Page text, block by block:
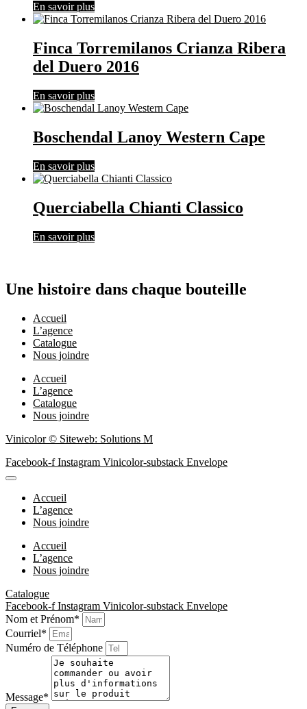
En savoir plus
Finca Torremilanos Crianza Ribera
del Duero 2016
En savoir plus
Boschendal Lanoy Western Cape
En savoir plus
Querciabella Chianti Classico
En savoir plus
Une histoire dans chaque bouteille
Accueil
L’agence
Catalogue
Nous joindre
Accueil
L’agence
Catalogue
Nous joindre
Vinicolor © Siteweb: Solutions M
Facebook-f Instagram Vinicolor-substack Envelope
Accueil
L’agence
Nous joindre
Accueil
L’agence
Nous joindre
Catalogue
Facebook-f Instagram Vinicolor-substack Envelope
Nom et Prénom*
Courriel*
Numéro de Téléphone
Message*